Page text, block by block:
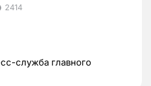
2414
служба главного